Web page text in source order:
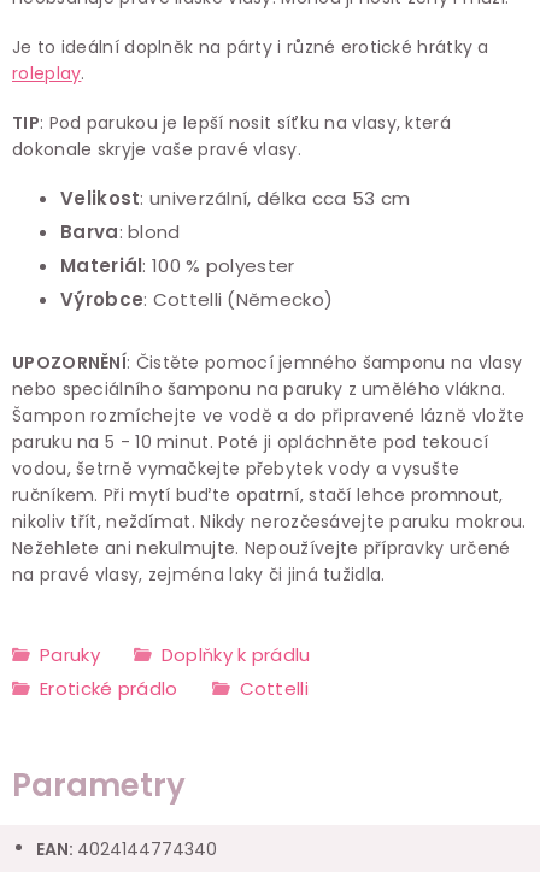
Je to ideální doplněk na párty i různé erotické hrátky a
roleplay.
TIP: Pod parukou je lepší nosit síťku na vlasy, která
dokonale skryje vaše pravé vlasy.
Velikost: univerzální, délka cca 53 cm
Barva: blond
Materiál: 100 % polyester
Výrobce: Cottelli (Německo)
UPOZORNĚNÍ: Čistěte pomocí jemného šamponu na vlasy
nebo speciálního šamponu na paruky z umělého vlákna.
Šampon rozmíchejte ve vodě a do připravené lázně vložte
paruku na 5 - 10 minut. Poté ji opláchněte pod tekoucí
vodou, šetrně vymačkejte přebytek vody a vysušte
ručníkem. Při mytí buďte opatrní, stačí lehce promnout,
nikoliv třít, neždímat. Nikdy nerozčesávejte paruku mokrou.
Nežehlete ani nekulmujte. Nepoužívejte přípravky určené
na pravé vlasy, zejména laky či jiná tužidla.
Paruky
Doplňky k prádlu
Erotické prádlo
Cottelli
Parametry
EAN: 4024144774340